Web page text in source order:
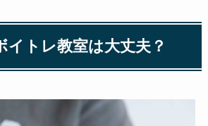
イトレ教室は大丈夫？